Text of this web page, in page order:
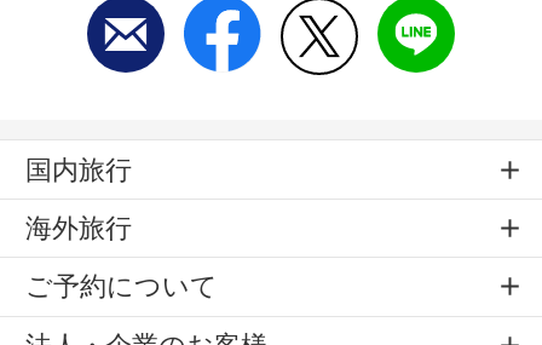
国内旅行
海外旅行
ご予約について